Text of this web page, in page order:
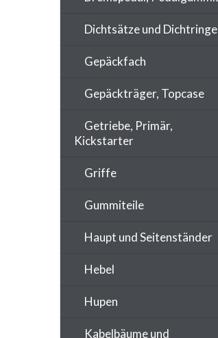
Dichtsätze und Dichtringe
Gepäckfach
Gepäckträger, Topcase
Getriebe, Primär,
Kickstarter
Griffe
Gummiteile
Haupt und Seitenständer
Hebel
Hupen
Kabelbäume und